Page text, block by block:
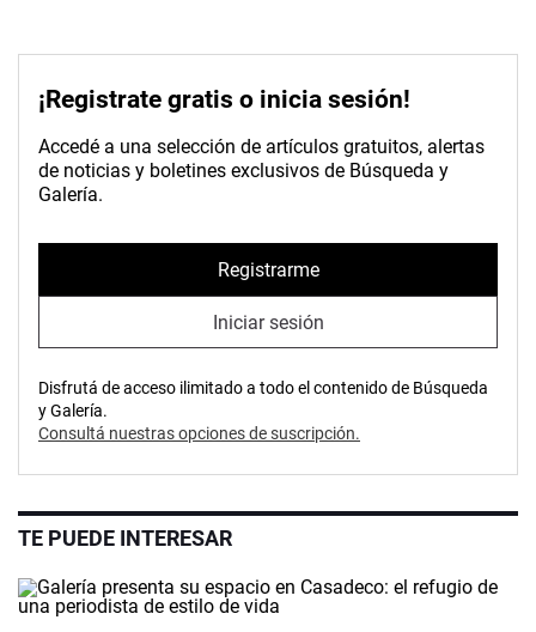
¡Registrate gratis o inicia sesión!
Accedé a una selección de artículos gratuitos, alertas
de noticias y boletines exclusivos de Búsqueda y
Galería.
Registrarme
Iniciar sesión
Disfrutá de acceso ilimitado a todo el contenido de Búsqueda
y Galería.
Consultá nuestras opciones de suscripción.
TE PUEDE INTERESAR